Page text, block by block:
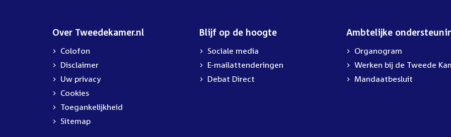
Over Tweedekamer.nl
Colofon
Disclaimer
Uw privacy
Cookies
Toegankelijkheid
Sitemap
Blijf op de hoogte
Sociale media
E-mailattenderingen
Debat Direct
Ambtelijke
Organogram
External
link:
Werken bij de Tweede
Mandaatbesluit